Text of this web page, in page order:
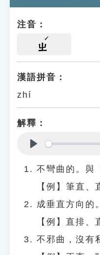
注音：
ㄓ
漢語拼音：
zhí
解釋：
不彎曲的。與
【例】筆直、
成垂直方向的
【例】直排、
不邪曲，沒有